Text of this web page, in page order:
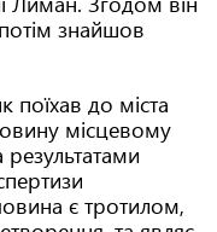
знайшов
поїхав до міста
місцевому
є тротилом,